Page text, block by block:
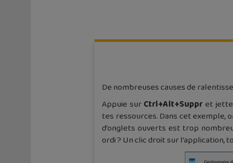
De nombreuses causes de
Appuie surCtrl+Alt+Suppret jette
tes ressources. Dans cet exemple,
d’onglets ouverts est trop
ordi ? Un clic droit sur l’application,